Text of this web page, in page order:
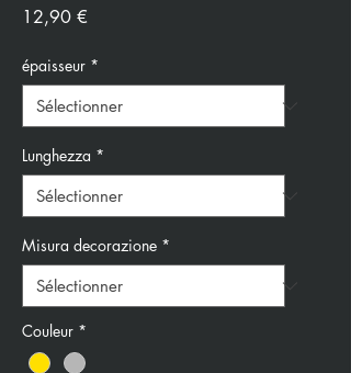
12,90 €
épaisseur *
Lunghezza *
Misura decorazione *
Couleur *